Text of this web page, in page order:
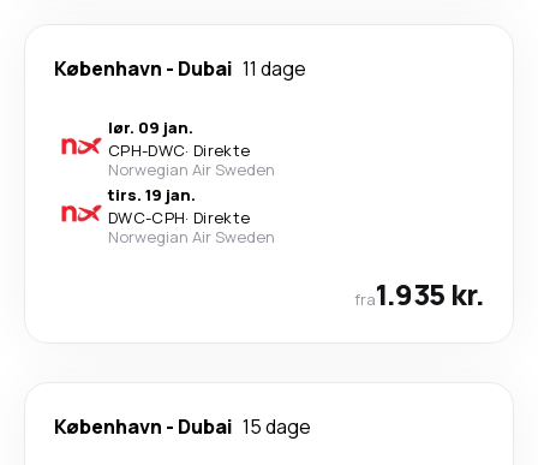
København - Dubai 11 dage
lør. 09 jan.
CPH-DWC· Direkte
Norwegian Air Sweden
tirs. 19 jan.
DWC-CPH· Direkte
Norwegian Air Sweden
fra1.935 kr.
København - Dubai 15 dage